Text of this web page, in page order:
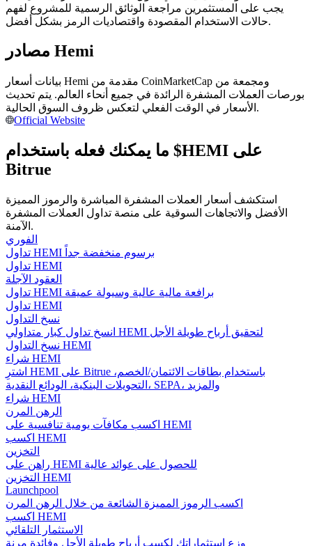
كن متداول نسخ
استمتع بتقاسم الأرباح وعمولات نسخ التداول
معلومة
تحليل البيانات الضخمة بما في ذلك المعلومات التجارية، وما
مرشد
دليل المبتدئين للعقود الآجلة
يجب على المستثمرين مراجعة الوثائق الرسمية للمشروع لفهم
حالات الاستخدام المقصودة واقتصاديات الرمز بشكل أفضل.
مصادر Hemi
بيانات أسعار Hemi مقدمة من CoinMarketCap ومجمعة من
بورصات العملات المشفرة الرائدة في جميع أنحاء العالم. يتم تحديث
الأسعار في الوقت الفعلي لتعكس ظروف السوق الحالية.
Official Website
ما يمكنك فعله باستخدام $HEMI على
Bitrue
استكشف أسعار العملات المشفرة المباشرة والرموز المميزة
الأفضل والاتجاهات السوقية على منصة تداول العملات المشفرة
الآمنة.
الفوري
تداول HEMI برسوم منخفضة جداً
تداول HEMI
العقود الآجلة
تداول HEMI برافعة مالية عالية وسيولة عميقة
تداول HEMI
نسخ التداول
انسخ تداول كبار متداولي HEMI لتحقيق أرباح طويلة الأجل
نسخ التداول HEMI
شراء HEMI
اشترِ HEMI على Bitrue باستخدام بطاقات الائتمان/الخصم،
التحويلات البنكية، الودائع النقدية، SEPA، والمزيد
شراء HEMI
الرهن المرن
اكسب مكافآت يومية تنافسية على HEMI
اكسب HEMI
التخزين
راهن على HEMI للحصول على عوائد عالية
التخزين HEMI
Launchpool
اكسب الرموز المميزة الشائعة من خلال الرهن المرن
اكسب HEMI
الاستثمار التلقائي
وزع استثماراتك لكسب أرباح طويلة الأجل وفائدة مرنة